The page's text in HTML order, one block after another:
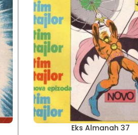
Eks Almanah 37